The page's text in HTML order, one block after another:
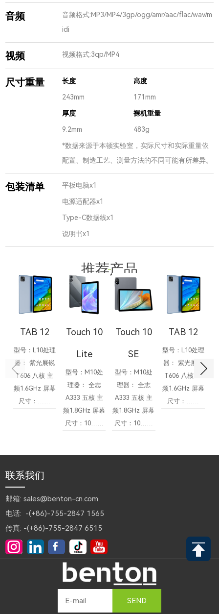
音频
音频格式:MP3/MP4/3gp/ogg/amr/aac/flac/wav/m
idi
视频 视频格式:3qp/MP4
尺寸重量 长度 高度
243mm 171mm
厚度 裸机重量
9.2mm 483g
*数据来源于本顿实验室，实际尺寸和实际重量依
配置、制造工艺、测量方法的不同可能有所差异。
包装清单 平板电脑x1
电源适配器x1
Type-C数据线x1
说明书x1
推荐产品
TAB 12
型号：L10处理
器： 紫光展锐
T606 八核 主
频1.6GHz 屏幕
尺寸：……
Touch 10
Lite
型号：M10处
理器： 全志
A333 五核 主
频1.8GHz 屏幕
尺寸：10……
Touch 10
SE
型号：M10处
理器： 全志
A333 五核 主
频1.8GHz 屏幕
尺寸：10……
TAB 12
型号：L10处理
器： 紫光展锐
T606 八核 主
频1.6GHz 屏幕
尺寸：……
联系我们
邮箱: sales@benton-cn.com
电话: -(+86)-755-2847 1565
传真: -(+86)-755-2847 6515
SEND